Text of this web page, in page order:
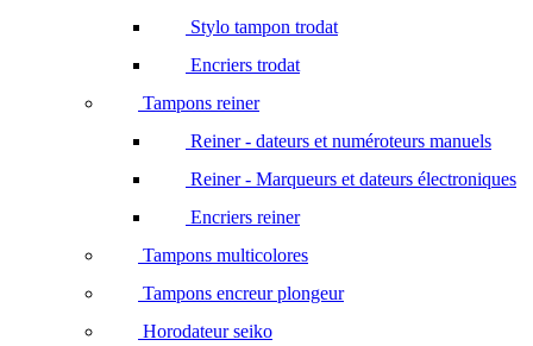
Stylo tampon trodat
Encriers trodat
Tampons reiner
Reiner - dateurs et numéroteurs manuels
Reiner - Marqueurs et dateurs électroniques
Encriers reiner
Tampons multicolores
Tampons encreur plongeur
Horodateur seiko